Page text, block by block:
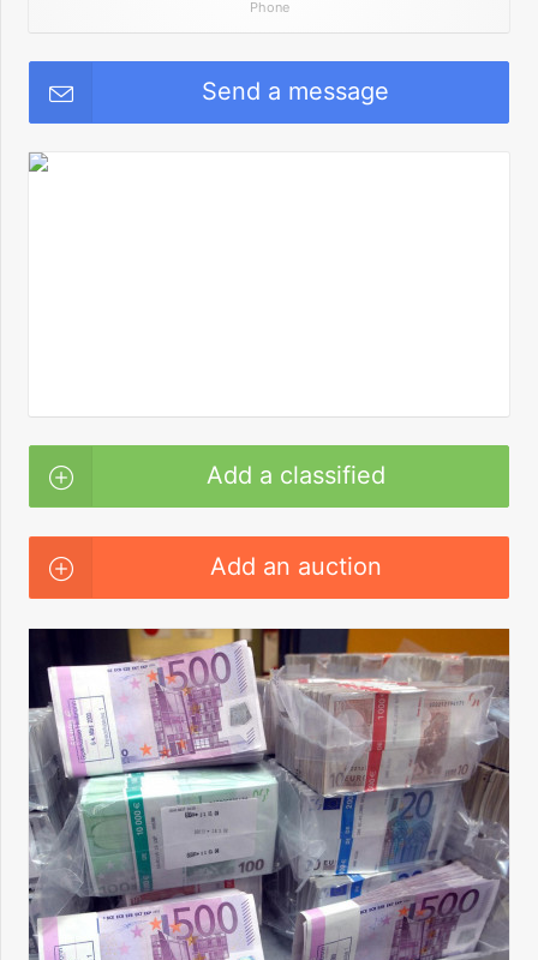
Phone
Send a message
Add a classified
Add an auction